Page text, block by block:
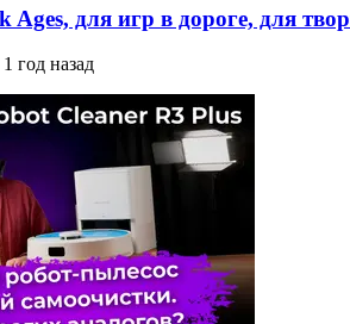
Ages, для игр в дороге, для
1 год назад